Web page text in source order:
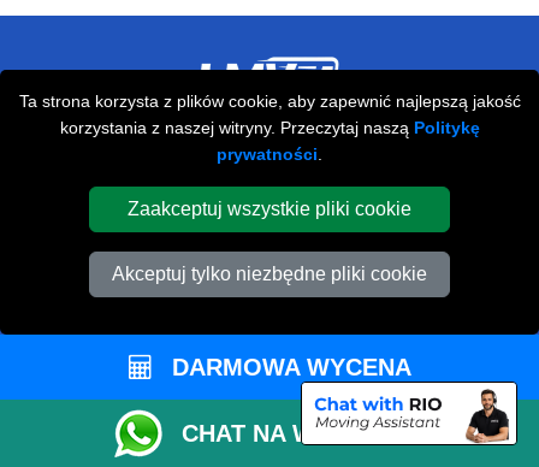
Ta strona korzysta z plików cookie, aby zapewnić najlepszą jakość
korzystania z naszej witryny. Przeczytaj naszą Politykę
prywatności
Zaakceptuj wszystkie pliki cookie
Akceptuj tylko niezbędne pliki cookie
Przeprowadzki Londyn
673 Seven Sisters Road
N15 5LA London, UK
Napisz do nas
+44 208 099 9173
STREFA KLIENTA
DARMOWA WYCENA
CHAT NA WHATSAPP